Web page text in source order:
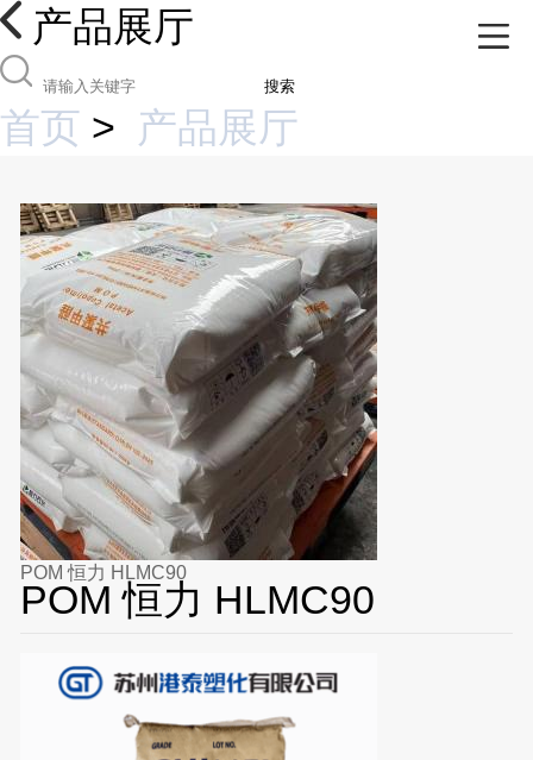
产品展厅
搜索
首页 > 产品展厅
POM 恒力 HLMC90
POM 恒力 HLMC90